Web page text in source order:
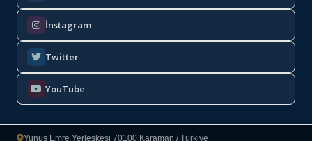
İnstagram
Twitter
YouTube
Yunus Emre Yerleşkesi 70100 Karaman / Türkiye